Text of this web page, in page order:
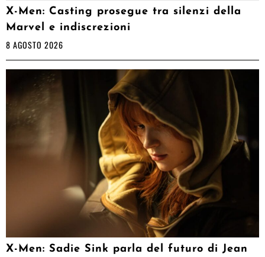
X-Men: Casting prosegue tra silenzi della
Marvel e indiscrezioni
8 AGOSTO 2026
X-Men: Sadie Sink parla del futuro di Jean